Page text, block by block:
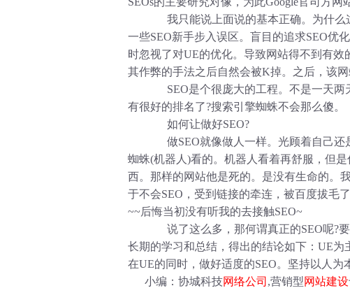
我只能说上面说的基本正确。为什么
一些SEO新手步入误区。盲目的追求SEO优
时忽视了对UE的优化。导致网站得不到有
其作弊的手法之后自然会被K掉。之后，该
SEO是个很庞大的工程。不是一天两
有很好的排名了?搜索引擎蜘蛛不会那么傻。
如何让做好SEO?
做SEO就像做人一样。光顾着自己还
蜘蛛(机器人)看的。机器人看着再舒服，但
西。那样的网站他是死的。是没有生命的。
于不会SEO，受到链接的牵连，被百度拔毛
~~后悔当初没有听我的去接触SEO~
说了这么多，那何谓真正的SEO呢?要
长期的学习和总结，得出的结论如下：UE
在UE的同时，做好适度的SEO。坚持以人为
小编：协城科技网络公司 ,营销型网站建设